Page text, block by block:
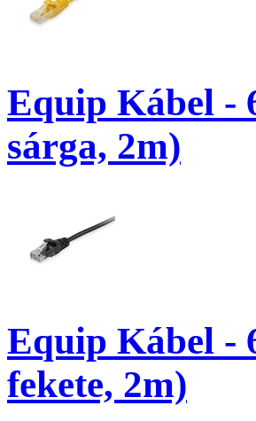
Equip Kábel -
sárga, 2m)
Equip Kábel -
fekete, 2m)